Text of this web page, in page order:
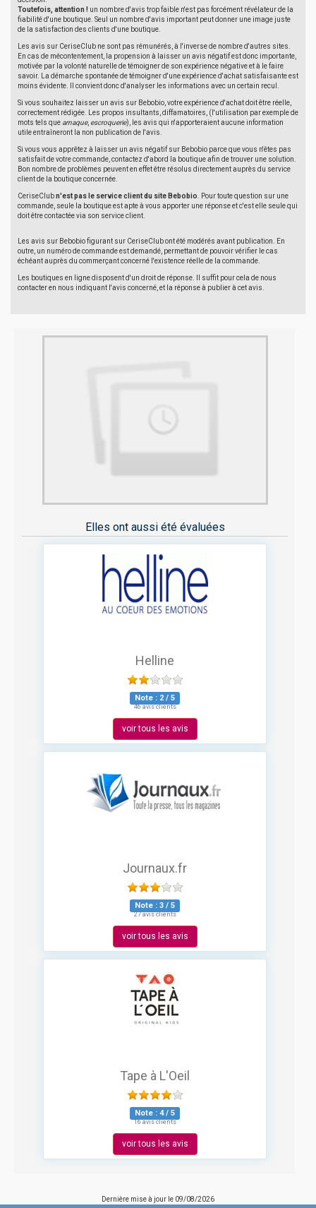
Toutefois, attention ! un nombre d'avis trop faible n'est pas forcément révélateur de la
fiabilité d'une boutique. Seul un nombre d'avis important peut donner une image juste
de la satisfaction des clients d'une boutique.
Les avis sur CeriseClub ne sont pas rémunérés, à l'inverse de nombre d'autres sites.
En cas de mécontentement, la propension à laisser un avis négatif est donc importante,
motivée par la volonté naturelle de témoigner de son expérience négative et à le faire
savoir. La démarche spontanée de témoigner d'une expérience d'achat satisfaisante est
moins évidente. Il convient donc d'analyser les informations avec un certain recul.
Si vous souhaitez laisser un avis sur Bebobio, votre expérience d'achat doit être réelle,
correctement rédigée. Les propos insultants, diffamatoires, (l'utilisation par exemple de
mots tels que arnaque, escroquerie), les avis qui n'apporteraient aucune information
utile entraîneront la non publication de l'avis.
Si vous vous apprêtez à laisser un avis négatif sur Bebobio parce que vous n'êtes pas
satisfait de votre commande, contactez d'abord la boutique afin de trouver une solution.
Bon nombre de problèmes peuvent en effet être résolus directement auprès du service
client de la boutique concernée.
CeriseClubn'est pas le service client du site Bebobio . Pour toute question sur une
commande, seule la boutique est apte à vous apporter une réponse et c'est elle seule qui
doit être contactée via son service client.
Les avis sur Bebobio figurant sur CeriseClub ont été modérés avant publication. En
outre, un numéro de commande est demandé, permettant de pouvoir vérifier le cas
échéant auprès du commerçant concerné l'existence réelle de la commande.
Les boutiques en ligne disposent d'un droit de réponse. Il suffit pour cela de nous
contacter en nous indiquant l'avis concerné, et la réponse à publier à cet avis.
Elles ont aussi été évaluées
Helline
Note : 2 / 5
46 avis clients
voir tous les avis
Journaux.fr
Note : 3 / 5
27 avis clients
voir tous les avis
Tape à L'Oeil
Note : 4/ 5
16 avis clients
voir tous les avis
Dernière mise à jour le 09/08/2026